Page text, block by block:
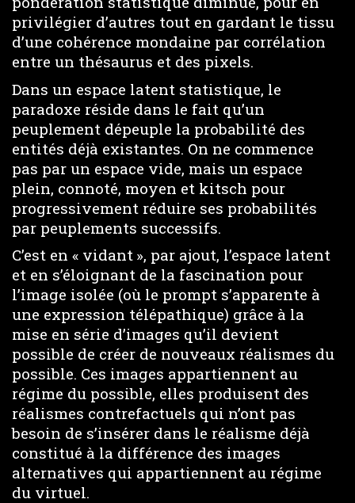
privilégier d’autres tout en gardant le tissu
d’une cohérence mondaine par corrélation
entre un thésaurus et des pixels.
Dans un espace latent statistique, le
paradoxe réside dans le fait qu’un
peuplement dépeuple la probabilité des
entités déjà existantes. On ne commence
pas par un espace vide, mais un espace
plein, connoté, moyen et kitsch pour
progressivement réduire ses probabilités
par peuplements successifs.
C’est en « vidant », par ajout, l’espace latent
et en s’éloignant de la fascination pour
l’image isolée (où le prompt s’apparente à
une expression télépathique) grâce à la
mise en série d’images qu’il devient
possible de créer de nouveaux réalismes du
possible. Ces images appartiennent au
régime du possible, elles produisent des
réalismes contrefactuels qui n’ont pas
besoin de s’insérer dans le réalisme déjà
constitué à la différence des images
alternatives qui appartiennent au régime
du virtuel.